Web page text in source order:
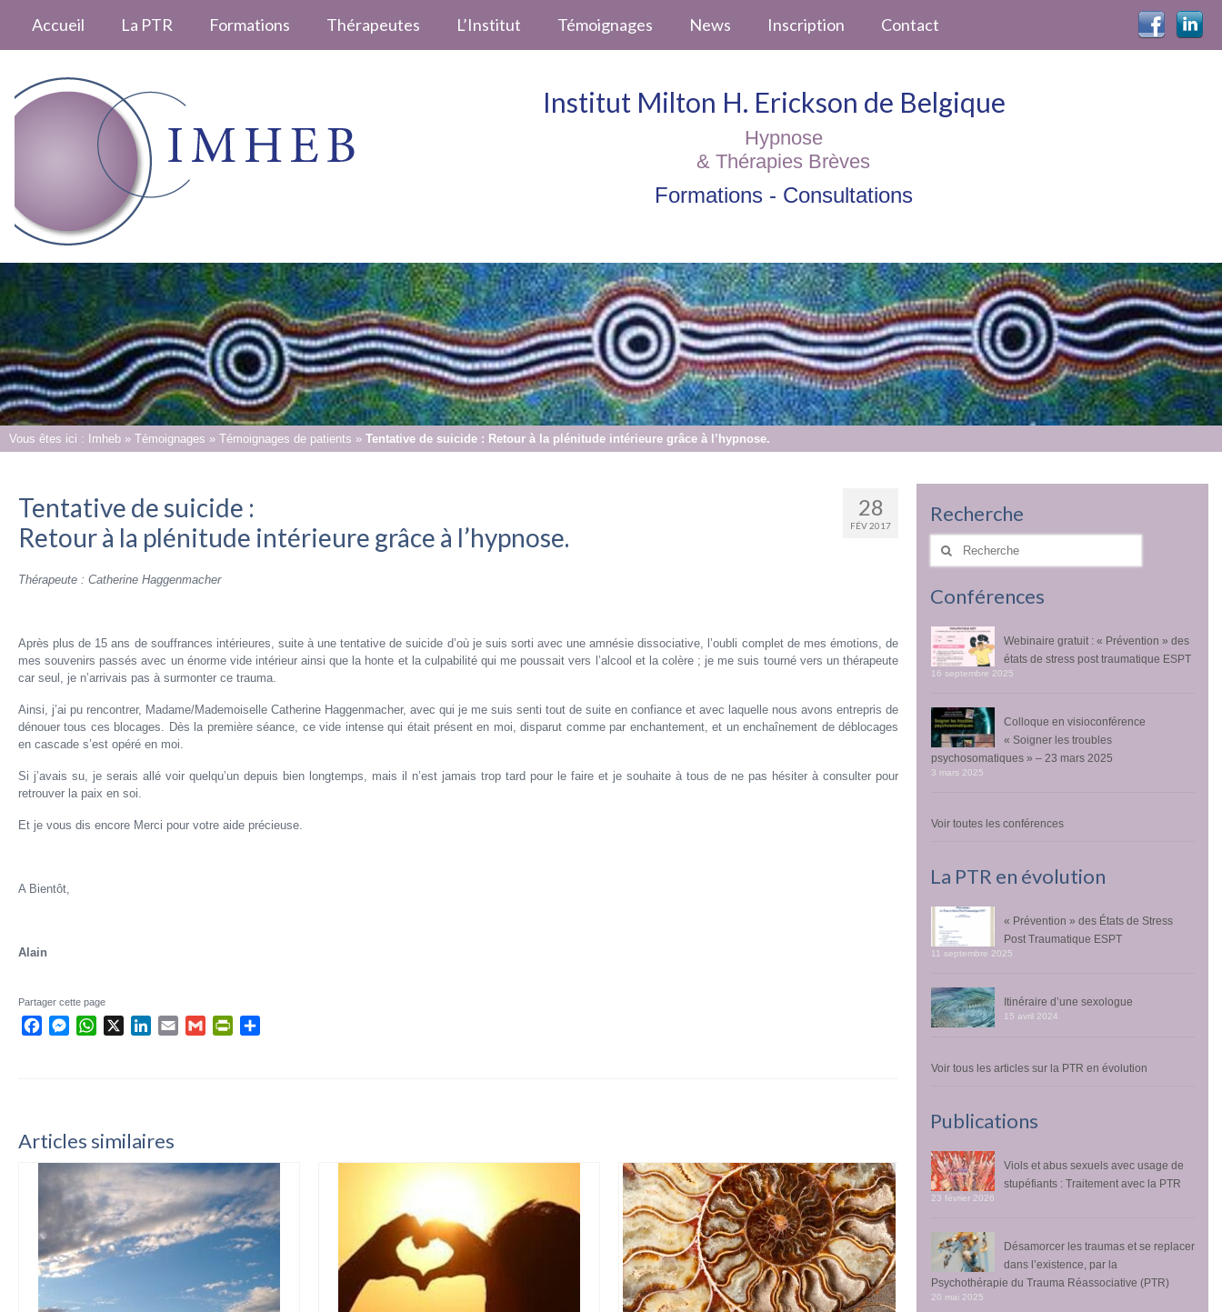
Accueil La PTR Formations Thérapeutes L’Institut Témoignages News Inscription Contact
Institut Milton H. Erickson de Belgique
Hypnose
& Thérapies Brèves
Formations - Consultations
Vous êtes ici : Imheb » Témoignages » Témoignages de patients » Tentative de suicide : Retour à la plénitude intérieure grâce à l’hypnose.
28
FÉV 2017
Tentative de suicide :
Retour à la plénitude intérieure grâce à l’hypnose.
Thérapeute : Catherine Haggenmacher
Après plus de 15 ans de souffrances intérieures, suite à une tentative de suicide d’où je suis sorti avec une amnésie dissociative, l’oubli complet de mes émotions, de
mes souvenirs passés avec un énorme vide intérieur ainsi que la honte et la culpabilité qui me poussait vers l’alcool et la colère ; je me suis tourné vers un thérapeute
car seul, je n’arrivais pas à surmonter ce trauma.
Ainsi, j’ai pu rencontrer, Madame/Mademoiselle Catherine Haggenmacher, avec qui je me suis senti tout de suite en confiance et avec laquelle nous avons entrepris de
dénouer tous ces blocages. Dès la première séance, ce vide intense qui était présent en moi, disparut comme par enchantement, et un enchaînement de déblocages
en cascade s’est opéré en moi.
Si j’avais su, je serais allé voir quelqu’un depuis bien longtemps, mais il n’est jamais trop tard pour le faire et je souhaite à tous de ne pas hésiter à consulter pour
retrouver la paix en soi.
Et je vous dis encore Merci pour votre aide précieuse.
A Bientôt,
Alain
Partager cette page
FacebookMessenger
WhatsAppLinkedIn
Email Gmail PrintFriendly
Articles similaires
Recherche
Rechercher
Conférences
Webinaire gratuit : « Prévention » des
états de stress post traumatique ESPT
16 septembre 2025
Colloque en visioconférence
« Soigner les troubles
psychosomatiques » – 23 mars 2025
3 mars 2025
Voir toutes les conférences
La PTR en évolution
« Prévention » des États de Stress
Post Traumatique ESPT
11 septembre 2025
Itinéraire d’une sexologue
15 avril 2024
Voir tous les articles sur la PTR en évolution
Publications
Viols et abus sexuels avec usage de
stupéfiants : Traitement avec la PTR
23 février 2026
Désamorcer les traumas et se replacer
dans l’existence, par la
Psychothérapie du Trauma Réassociative (PTR)
20 mai 2025